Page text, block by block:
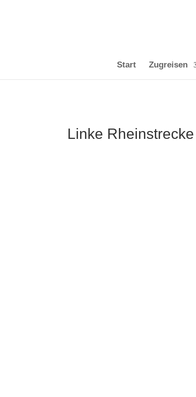
Start Zugreisen
Linke